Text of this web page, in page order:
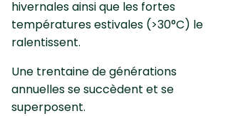
hivernales ainsi que les fortes
températures estivales (>30°C) le
ralentissent.
Une trentaine de générations
annuelles se succèdent et se
superposent.